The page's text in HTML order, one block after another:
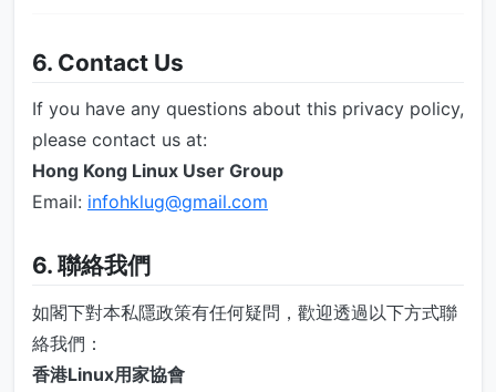
6. Contact Us
If you have any questions about this privacy policy,
please contact us at:
Hong Kong Linux User Group
Email: infohklug@gmail.com
6. 聯絡我們
如閣下對本私隱政策有任何疑問，歡迎透過以下方式聯
絡我們：
香港Linux用家協會